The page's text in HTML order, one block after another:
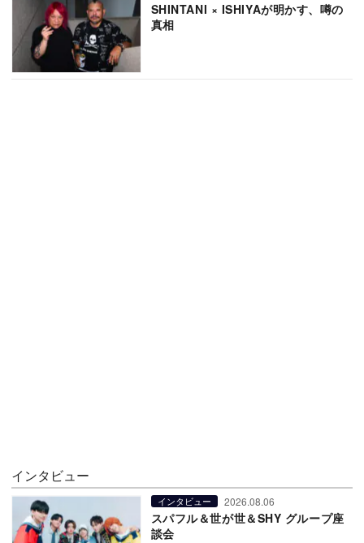
SHINTANI × ISHIYAが明かす、噂の
真相
インタビュー
インタビュー 2026.08.06
スパフル＆世が世＆SHY グループ座
談会